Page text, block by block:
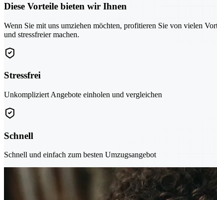
Diese Vorteile bieten wir Ihnen
Wenn Sie mit uns umziehen möchten, profitieren Sie von vielen
und stressfreier machen.
Stressfrei
Unkompliziert Angebote einholen und vergleichen
Schnell
Schnell und einfach zum besten Umzugsangebot